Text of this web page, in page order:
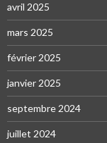
avril 2025
mars 2025
février 2025
janvier 2025
septembre 2024
juillet 2024